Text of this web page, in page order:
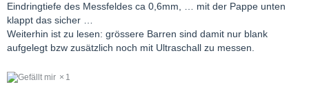
Eindringtiefe des Messfeldes ca 0,6mm, … mit der Pappe unten
klappt das sicher …
Weiterhin ist zu lesen: grössere Barren sind damit nur blank
aufgelegt bzw zusätzlich noch mit Ultraschall zu messen.
1